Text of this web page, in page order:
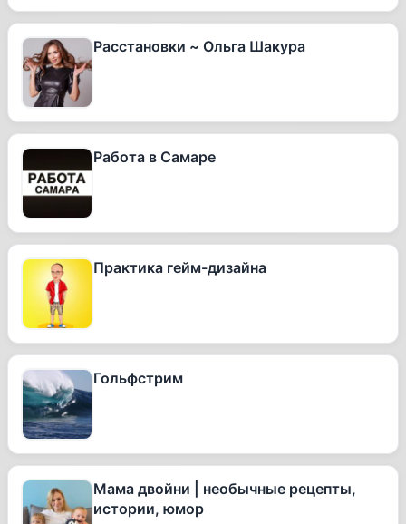
Расстановки ~ Ольга Шакура
Работа в Самаре
Практика гейм-дизайна
Гольфстрим
Мама двойни | необычные рецепты,
истории, юмор